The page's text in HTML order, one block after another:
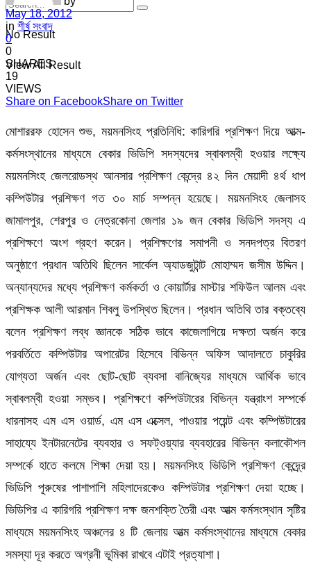
No Result
View All Result
May 18, 2012
in শীর্ষ সংবাদ
0
0
SHARES
19
VIEWS
Share on FacebookShare on Twitter
মোশাররফ হোসেন শুভ, ময়মনসিংহ প্রতিনিধি: কারিগরি প্রশিক্ষণ দিয়ে আত্ম-
কর্মসংস্থানের মাধ্যমে বেকার ভিডিপি সদস্যদের স্বাবলম্বী হওয়ার লক্ষ্যে
ময়মনসিংহ জেলরোডস্থ আনসার প্রশিক্ষণ কেন্দ্রে ৪২ দিন মেয়াদী ৪র্থ ধাপ
কম্পিউটার প্রশিক্ষণ গত ৩০ মার্চ সম্পন্ন হয়েছে। ময়মনসিংহ জেলাসহ
জামালপুর, শেরপুর ও নেত্রকোনা জেলার ১৯ জন বেকার ভিডিপি সদস্য এ
প্রশিক্ষণে অংশ গ্রহণ করেন। প্রশিক্ষণের সমাপনী ও সনদপত্র বিতরণ
অনুষ্ঠাণে প্রধান অতিথি ছিলেন সার্কেল অ্যাডজুটান্ট মোহাম্মদ জসীম উদ্দিন।
অন্যান্যদের মধ্যে প্রশিক্ষণ কর্মকর্তা ও কোয়ার্টার মাস্টার শফিউল আলম এবং
প্রশিক্ষক আলী আরমান শিবলু উপস্থিত ছিলেন। প্রধান অতিথি তার বক্তব্যে
বলেন প্রশিক্ষণ লব্ধ জ্ঞানকে সঠিক ভাবে কাজেলাগিয়ে দক্ষতা অর্জন করে
পরবর্তিতে কম্পিউটার অপারেটর হিসেবে বিভিন্ন অফিস আদালতে চাকুরির
যোগ্যতা অর্জন এবং ছোট-ছোট ব্যবসা বানিজ্যের মাধ্যমে আর্থিক ভাবে
স্বাবলম্বী হওয়া সম্ভব। প্রশিক্ষণে কম্পিউটারের বিভিন্ন যন্ত্রাংশ সম্পর্কে
ধারনাসহ এম এস ওয়ার্ড, এম এস এক্সেল, পাওয়ার পয়েন্ট এবং কম্পিউটারের
সাহায্যে ইনটারনেটের ব্যবহার ও সফট্ওয়্যার ব্যবহারের বিভিন্ন কলাকৌশল
সম্পর্কে হাতে কলমে শিক্ষা দেয়া হয়। ময়মনসিংহ ভিডিপি প্রশিক্ষণ কেন্দ্র্রে
ভিডিপি পূরুষের পাশাপাশি মহিলাদেরকেও কম্পিউটার প্রশিক্ষণ দেয়া হচ্ছে।
ভিডিপির এ কারিগরি প্রশিক্ষণ দক্ষ জনশক্তি তৈরী এবং আত্ম কর্মসংস্থান সৃষ্টির
মাধ্যমে ময়মনসিংহ অঞ্চলের ৪ টি জেলায় আত্ম কর্মসংস্থানের মাধ্যমে বেকার
সমস্যা দূর করতে অগ্রনী ভূমিকা রাখবে এটাই প্রত্যাশা।